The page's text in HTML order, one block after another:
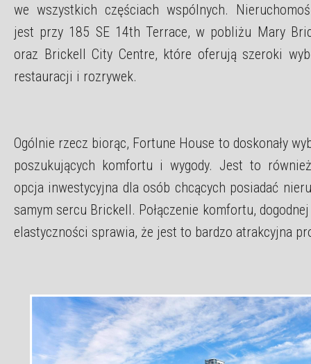
we wszystkich częściach wspólnych.
jest przy 185 SE 14th Terrace, w pobliżu Mary
oraz Brickell City Centre, które oferują szeroki
restauracji i rozrywek.
Ogólnie rzecz biorąc, Fortune House to doskonały
poszukujących komfortu i wygody. Jest to
opcja inwestycyjna dla osób chcących posiadać
samym sercu Brickell. Połączenie komfortu,
elastyczności sprawia, że jest to bardzo atrakcyjna